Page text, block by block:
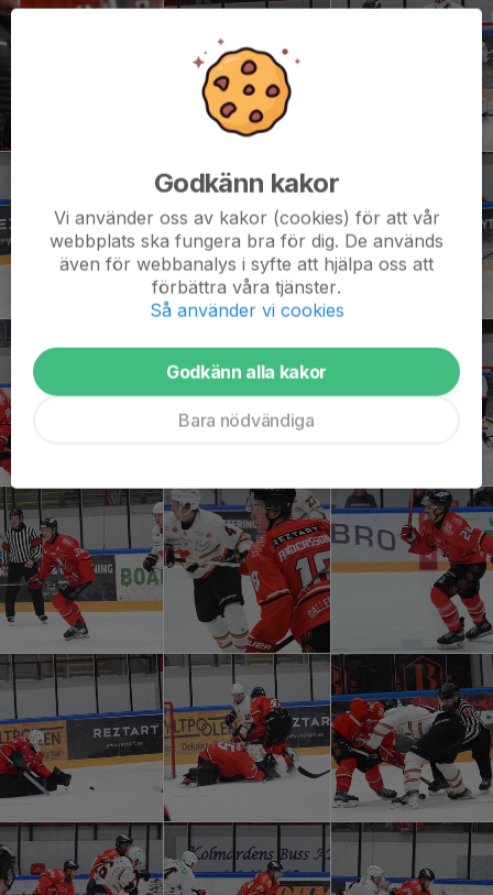
Godkänn kakor
Vi använder oss av kakor (cookies) för att vår
webbplats ska fungera bra för dig. De används
även för webbanalys i syfte att hjälpa oss att
förbättra våra tjänster.
Så använder vi cookies
Godkänn alla kakor
Bara nödvändiga